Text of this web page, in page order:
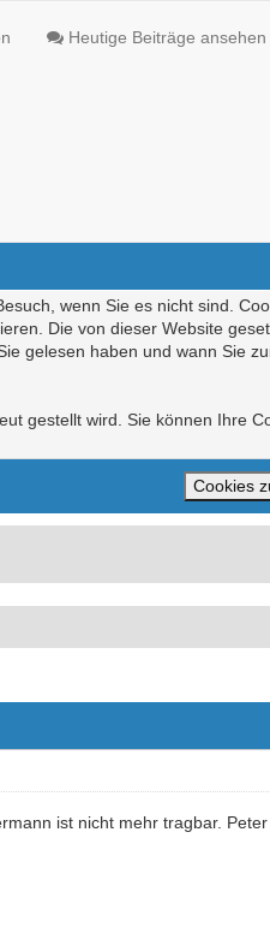
Heutige Beiträge ansehen
wenn Sie es nicht sind.
Die von dieser Website
gelesen haben und wann Sie
gestellt wird. Sie können Ihre
ist nicht mehr tragbar. Peter